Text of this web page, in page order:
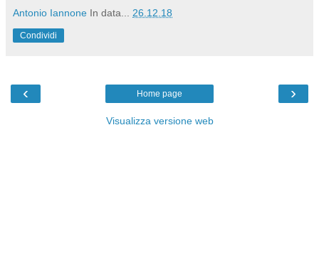
Antonio Iannone In data... 26.12.18
Condividi
‹ ›
Home page
Visualizza versione web